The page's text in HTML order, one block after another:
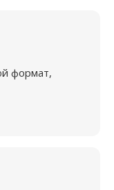
формат,